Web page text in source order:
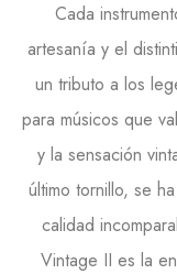
Cada
artesanía y el
un tributo a los
para músicos que
y la sensación
último tornillo, se
calidad
Vintage II es la